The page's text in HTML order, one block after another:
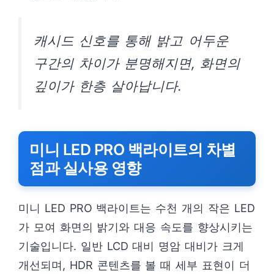
캐시드 신호를 통해 밝고 어두운
구간의 차이가 분명해지면, 화면의
깊이가 한층 살아납니다.
미니 LED PRO 백라이트의 차별
점과 실사용 영향
미니 LED PRO 백라이트는 수천 개의 작은 LED
가 모여 화면의 밝기와 대응 속도를 향상시키는
기술입니다. 일반 LCD 대비 명암 대비가 크게
개선되며, HDR 콘텐츠를 볼 때 세부 표현이 더